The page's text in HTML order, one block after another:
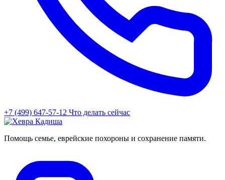
+7 (499) 647-57-12 Что делать сейчас
Помощь семье, еврейские похороны и сохранение памяти.